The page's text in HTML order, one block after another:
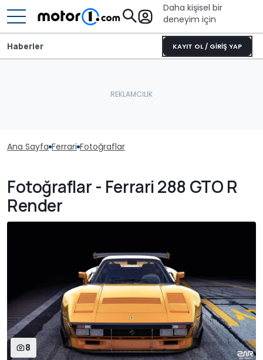
Daha kişisel bir
deneyim için
KAYIT OL / GİRİŞ YAP
Haberler
Ana Sayfa Ferrari Fotoğraflar
Fotoğraflar - Ferrari 288 GTO R
Render
8